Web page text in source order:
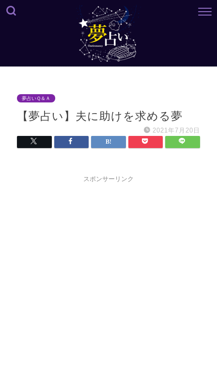
夢占いＱ＆Ａ
【夢占い】夫に助けを求める夢
2021年7月20日
スポンサーリンク